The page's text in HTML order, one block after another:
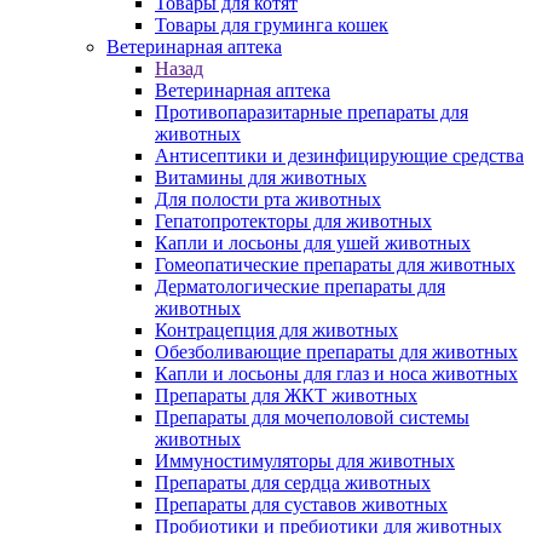
Товары для груминга кошек
Ветеринарная аптека
Назад
Ветеринарная аптека
Противопаразитарные препараты для
животных
Антисептики и дезинфицирующие средства
Витамины для животных
Для полости рта животных
Гепатопротекторы для животных
Капли и лосьоны для ушей животных
Гомеопатические препараты для животных
Дерматологические препараты для
животных
Контрацепция для животных
Обезболивающие препараты для животных
Капли и лосьоны для глаз и носа животных
Препараты для ЖКТ животных
Препараты для мочеполовой системы
животных
Иммуностимуляторы для животных
Препараты для сердца животных
Препараты для суставов животных
Пробиотики и пребиотики для животных